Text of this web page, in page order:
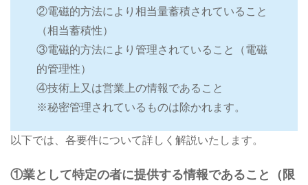
②電磁的方法により相当量蓄積されていること
（相当蓄積性）
③電磁的方法により管理されていること（電磁
的管理性）
④技術上又は営業上の情報であること
※秘密管理されているものは除かれます。
以下では、各要件について詳しく解説いたします。
①業として特定の者に提供する情報であること（限